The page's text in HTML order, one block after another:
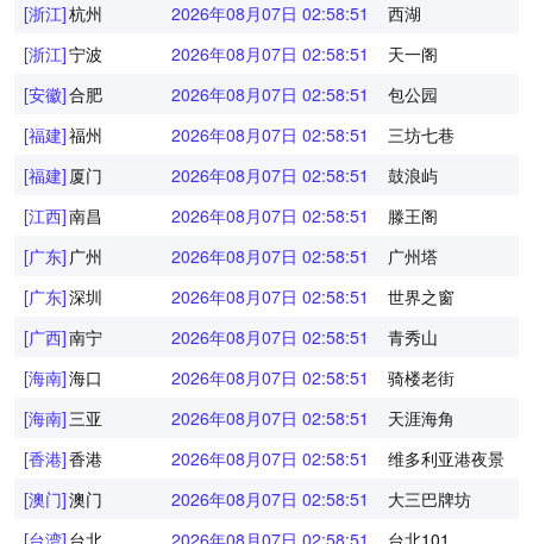
[浙江]杭州 2026年08月07日 02:58:52
西湖
[浙江]宁波 2026年08月07日 02:58:52
天一阁
[安徽]合肥 2026年08月07日 02:58:52
包公园
[福建]福州 2026年08月07日 02:58:52
三坊七巷
[福建] 厦门 2026年08月07日 02:58:52
鼓浪屿
[江西]南昌 2026年08月07日 02:58:52
滕王阁
[广东] 广州 2026年08月07日 02:58:52
广州塔
[广东]深圳 2026年08月07日 02:58:52
世界之窗
[广西]南宁 2026年08月07日 02:58:52
青秀山
[海南]海口 2026年08月07日 02:58:52
骑楼老街
[海南]三亚 2026年08月07日 02:58:52
天涯海角
[香港]香港 2026年08月07日 02:58:52
维多利亚港夜景
[澳门]澳门 2026年08月07日 02:58:52
大三巴牌坊
[台湾] 台北 2026年08月07日 02:58:52 台北101